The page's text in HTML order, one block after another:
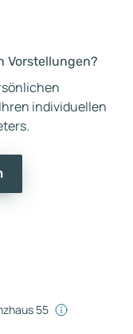
Vorstellungen?
individuellen
55